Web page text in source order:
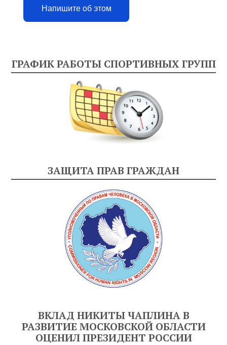
Напишите об этом
ГРАФИК РАБОТЫ СПОРТИВНЫХ ГРУПП
ЗАЩИТА ПРАВ ГРАЖДАН
ВКЛАД НИКИТЫ ЧАПЛИНА В
РАЗВИТИЕ МОСКОВСКОЙ ОБЛАСТИ
ОЦЕНИЛ ПРЕЗИДЕНТ РОССИИ